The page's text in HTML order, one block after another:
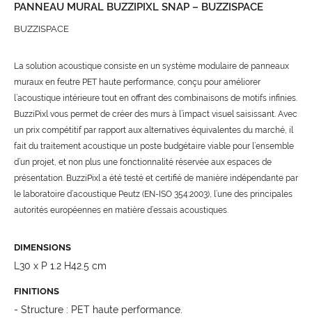
PANNEAU MURAL BUZZIPIXL SNAP – BUZZISPACE
BUZZISPACE
La solution acoustique consiste en un système modulaire de panneaux
muraux en feutre PET haute performance, conçu pour améliorer
l’acoustique intérieure tout en offrant des combinaisons de motifs infinies.
BuzziPixl vous permet de créer des murs à l’impact visuel saisissant. Avec
un prix compétitif par rapport aux alternatives équivalentes du marché, il
fait du traitement acoustique un poste budgétaire viable pour l’ensemble
d’un projet, et non plus une fonctionnalité réservée aux espaces de
présentation. BuzziPixl a été testé et certifié de manière indépendante par
le laboratoire d’acoustique Peutz (EN-ISO 354:2003), l’une des principales
autorités européennes en matière d’essais acoustiques.
DIMENSIONS
L30 x P 1.2 H42.5 cm
FINITIONS
- Structure : PET haute performance.